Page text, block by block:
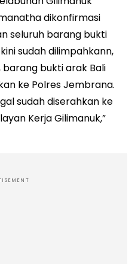
dikonfirmasi
seluruh barang bukti
sudah dilimpahkann,
barang bukti arak Bali
ke Polres Jembrana.
sudah diserahkan ke
Kerja Gilimanuk,”